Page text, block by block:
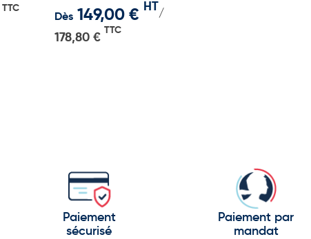
TTC
Dès 149,00 € HT
/
178,80 €
TTC
Paiement
sécurisé
Paiement par
mandat